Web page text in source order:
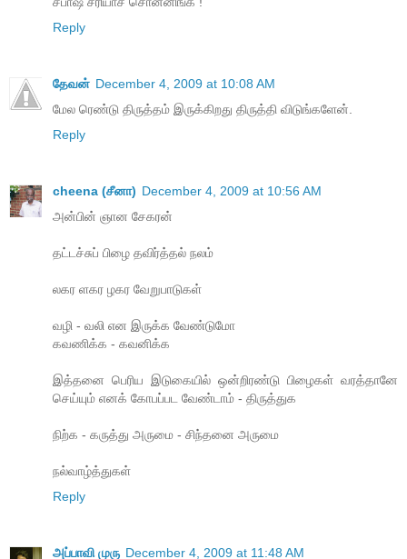
Reply
தேவன் December 4, 2009 at 10:08 AM
மேல ரெண்டு திருத்தம் இருக்கிறது திருத்தி விடுங்களேன்.
Reply
cheena (சீனா) December 4, 2009 at 10:56 AM
அன்பின் ஞான சேகரன்
தட்டச்சுப் பிழை தவிர்த்தல் நலம்
லகர ளகர ழகர வேறுபாடுகள்
வழி - வலி என இருக்க வேண்டுமோ
கவணிக்க - கவனிக்க
இத்தனை பெரிய இடுகையில் ஒன்றிரண்டு பிழைகள் வரத்தானே
செய்யும் எனக் கோபப்பட வேண்டாம் - திருத்துக
நிற்க - கருத்து அருமை - சிந்தனை அருமை
நல்வாழ்த்துகள்
Reply
அப்பாவி முரு December 4, 2009 at 11:48 AM